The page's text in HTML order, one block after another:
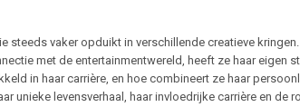
steeds vaker opduikt in verschillende creatieve
met de entertainmentwereld, heeft ze haar eigen
in haar carrière, en hoe combineert ze haar
unieke levensverhaal, haar invloedrijke carrière en de